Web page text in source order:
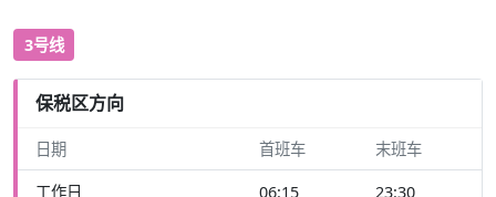
3号线
保税区方向
日期 首班车 末班车
工作日 06:15 23:30